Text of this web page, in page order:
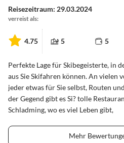
Reisezeitraum: 29.03.2024
verreist als:
4.75 5 5
Perfekte Lage für Skibegeisterte, in
aus Sie Skifahren können. An vielen
jeder etwas für Sie selbst, Routen
der Gegend gibt es Si? tolle
Schladming, wo es viel Leben gibt,
Mehr